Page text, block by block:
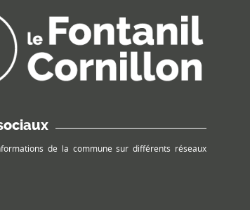
de la commune sur différents réseaux